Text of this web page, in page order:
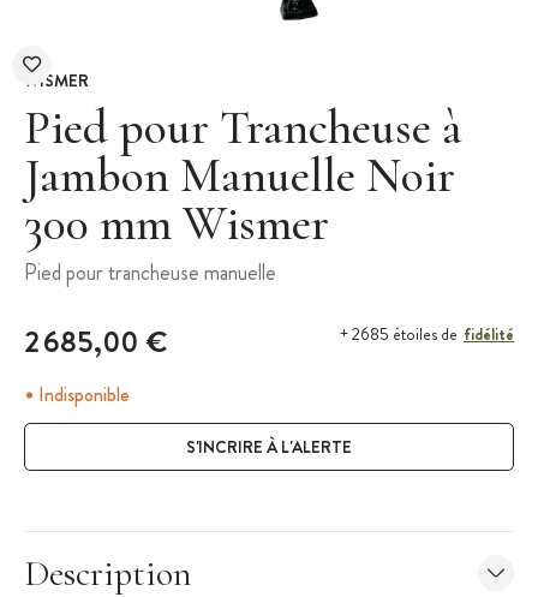
WISMER
Pied pour Trancheuse à
Jambon Manuelle Noir
300 mm Wismer
Pied pour trancheuse manuelle
2 685,00 € + 2685 étoiles de fidélité
Indisponible
S'INCRIRE À L'ALERTE
Description